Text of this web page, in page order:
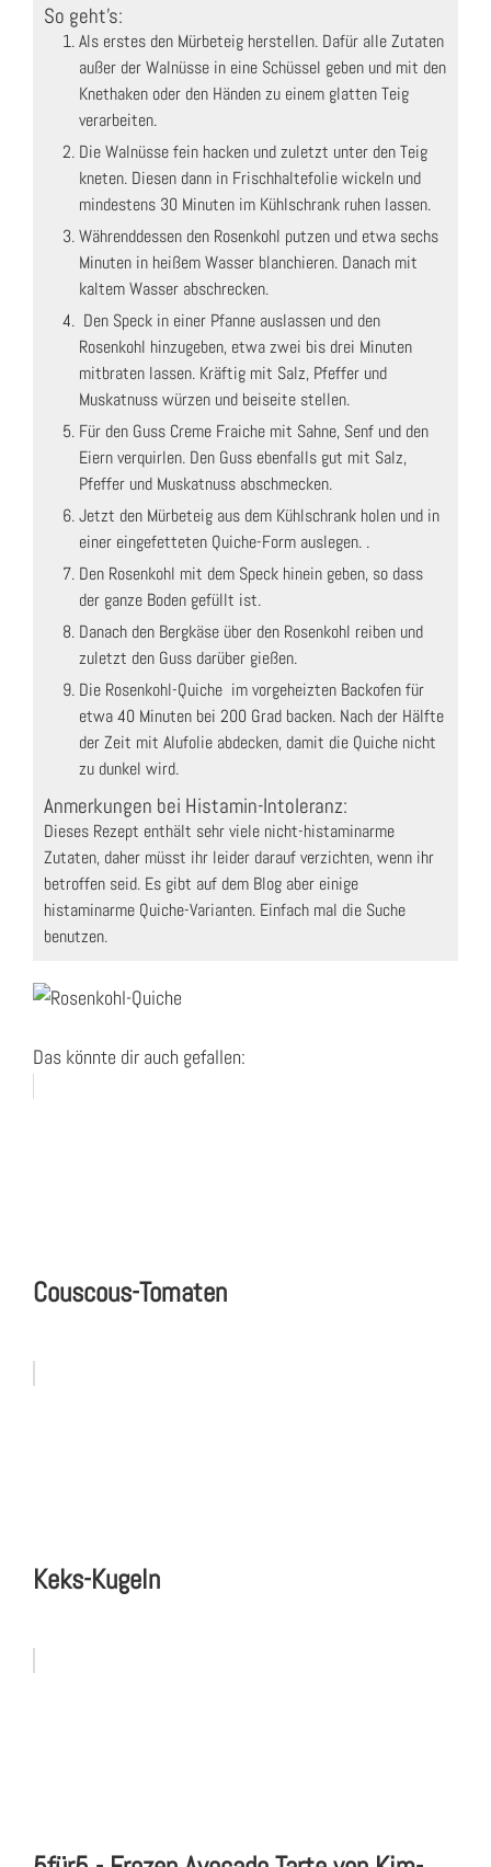
So geht's:
Als erstes den Mürbeteig herstellen. Dafür alle Zutaten
außer der Walnüsse in eine Schüssel geben und mit den
Knethaken oder den Händen zu einem glatten Teig
verarbeiten.
Die Walnüsse fein hacken und zuletzt unter den Teig
kneten. Diesen dann in Frischhaltefolie wickeln und
mindestens 30 Minuten im Kühlschrank ruhen lassen.
Währenddessen den Rosenkohl putzen und etwa sechs
Minuten in heißem Wasser blanchieren. Danach mit
kaltem Wasser abschrecken.
Den Speck in einer Pfanne auslassen und den
Rosenkohl hinzugeben, etwa zwei bis drei Minuten
mitbraten lassen. Kräftig mit Salz, Pfeffer und
Muskatnuss würzen und beiseite stellen.
Für den Guss Creme Fraiche mit Sahne, Senf und den
Eiern verquirlen. Den Guss ebenfalls gut mit Salz,
Pfeffer und Muskatnuss abschmecken.
Jetzt den Mürbeteig aus dem Kühlschrank holen und in
einer eingefetteten Quiche-Form auslegen. .
Den Rosenkohl mit dem Speck hinein geben, so dass
der ganze Boden gefüllt ist.
Danach den Bergkäse über den Rosenkohl reiben und
zuletzt den Guss darüber gießen.
Die Rosenkohl-Quiche im vorgeheizten Backofen für
etwa 40 Minuten bei 200 Grad backen. Nach der Hälfte
der Zeit mit Alufolie abdecken, damit die Quiche nicht
zu dunkel wird.
Anmerkungen bei Histamin-Intoleranz:
Dieses Rezept enthält sehr viele nicht-histaminarme
Zutaten, daher müsst ihr leider darauf verzichten, wenn ihr
betroffen seid. Es gibt auf dem Blog aber einige
histaminarme Quiche-Varianten. Einfach mal die Suche
benutzen.
Das könnte dir auch gefallen:
Couscous-Tomaten
Keks-Kugeln